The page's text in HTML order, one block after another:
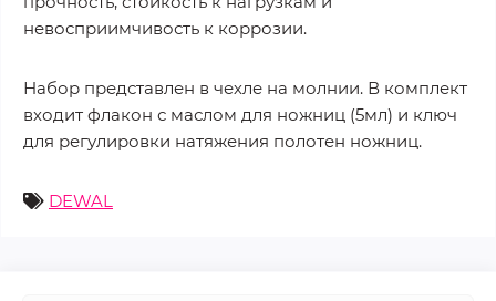
невосприимчивость к коррозии.
Набор представлен в чехле на молнии. В комплект
входит флакон с маслом для ножниц (5мл) и ключ
для регулировки натяжения полотен ножниц.
DEWAL